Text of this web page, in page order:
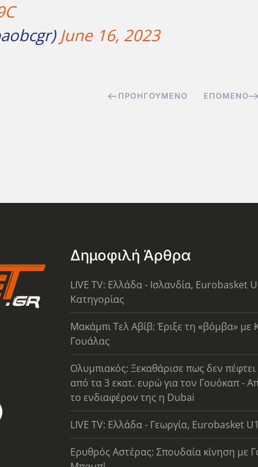
June 16, 2023
ΠΡΟΗΓΟΎΜΕΝΟ ΕΠΌΜΕΝΟ
Δημοφιλή Άρθρα
LIVE TV: Ελλάδα - Ισλανδία, Eurobasket
Κατηγορίας
Μακάμπι Τελ Αβίβ: Έριξε τη «βόμβα» με
Γουάλας
Ολυμπιακός: Ξεκαθάρισε πως δεν
από τα 3 εκατ. ευρώ για τον Γουόκαπ -
το ενδιαφέρον της η Dubai
LIVE TV: Ελλάδα - Γεωργία, Eurobasket
Ερυθρός Αστέρας: Σπουδαία κίνηση με